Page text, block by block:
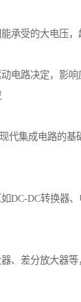
承受的大电压，
电路决定，影响
代集成电路的基
DC-DC转换器
、差分放大器